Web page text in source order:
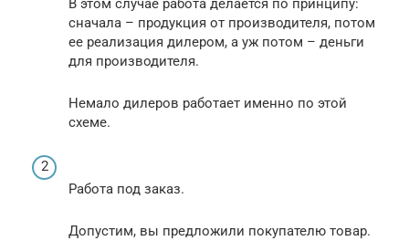
В этом случае работа делается по принципу:
сначала – продукция от производителя, потом
ее реализация дилером, а уж потом – деньги
для производителя.
Немало дилеров работает именно по этой
схеме.
Работа под заказ.
Допустим, вы предложили покупателю товар.